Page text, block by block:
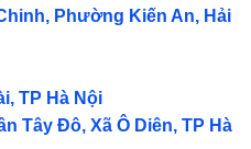
Phường Kiến An, Hải
TP Hà Nội
Tây Đô, Xã Ô Diên, TP Hà